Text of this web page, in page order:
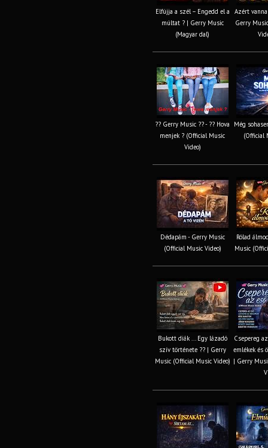
Elfújja a szél – Engedd el a
múltat ? | Gerry Music
(Magyar dal)
Azért
Gerry
?? Gerry Music ?? - ?? Hova
menjek ? (Official Music
Video)
Még
(Official
Dédapám - Gerry Music
(Official Music Video)
Rólad
Music
Bukott diák ... Egy lázadó
szív története ?? | Gerry
Music (Official Music Video)
Csepereg
emlékek és
| Gerry